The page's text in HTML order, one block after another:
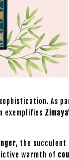
As
exemplifies
, the succulent
warmth of